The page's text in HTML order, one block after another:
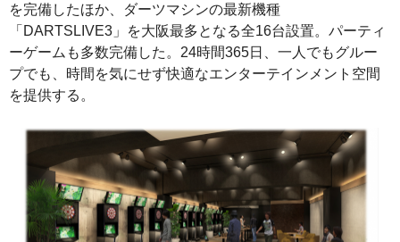
を完備したほか、ダーツマシンの最新機種
「DARTSLIVE3」を大阪最多となる全16台設置。パーティ
ーゲームも多数完備した。24時間365日、一人でもグルー
プでも、時間を気にせず快適なエンターテインメント空間
を提供する。